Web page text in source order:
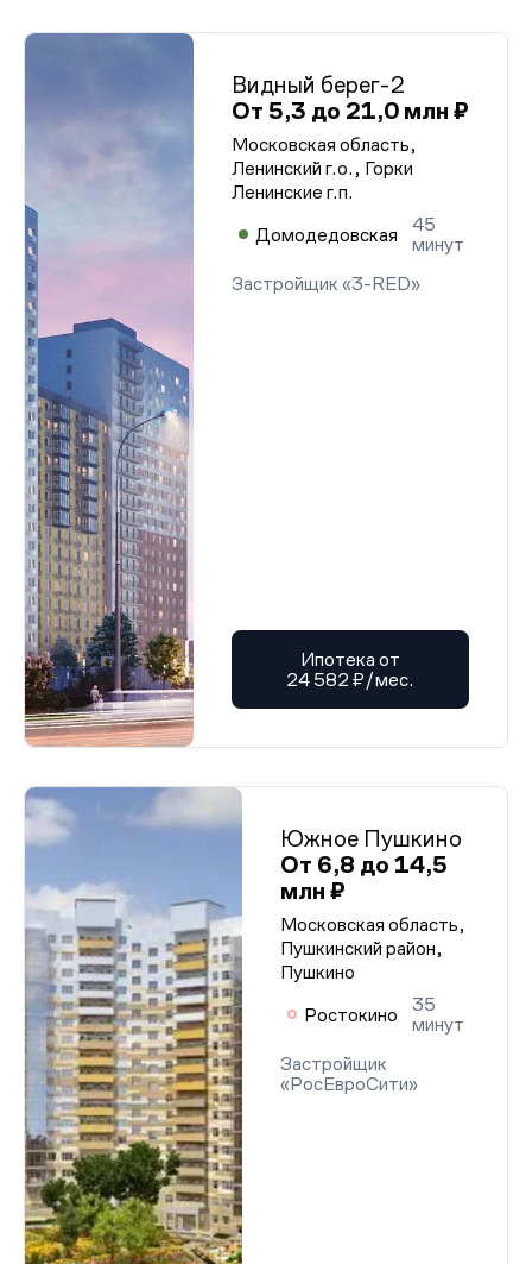
Видный берег-2
От 5,3 до 21,0 млн ₽
Московская область,
Ленинский г.о., Горки
Ленинские г.п.
Домодедовская
45
минут
Застройщик «3-RED»
Ипотека от
24 582 ₽/мес.
Южное Пушкино
От 6,8 до 14,5
млн ₽
Московская область,
Пушкинский район,
Пушкино
Ростокино
35
минут
Застройщик
«РосЕвроСити»